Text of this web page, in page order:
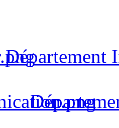
Département